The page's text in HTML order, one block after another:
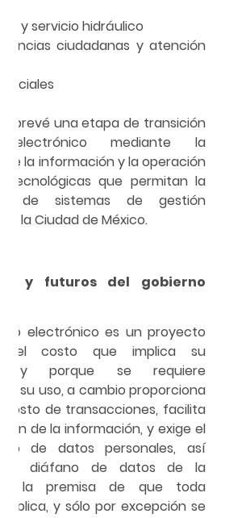
y servicio hidráulico
ciudadanas y atención
sociales
se prevé una etapa de transición
electrónico mediante la
de la información y la operación
tecnológicas que permitan la
de sistemas de gestión
la Ciudad de México.
y futuros del gobierno
electrónico es un proyecto
el costo que implica su
y porque se requiere
su uso, a cambio proporciona
costo de transacciones, facilita
de la información, y exige el
de datos personales, así
diáfano de datos de la
la premisa de que toda
pública, y sólo por excepción se